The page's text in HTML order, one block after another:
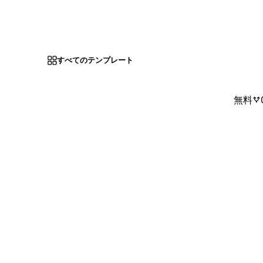
すべてのテンプレート
無料